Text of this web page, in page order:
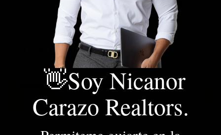
VENTA LOTE DE 928 MTS2 EN ALTOS DE GUAYACANES CA…
ESTADO DEL INMUEBLE: EXCELENTE | ¿LO QUIERES?
Vendemos lote de terreno de 928 mts2 en el exclusivo con…
$1.299.000.000COP
📌 INMUEBLE DISPONIBLE - FRIENDLY AIRBNB 🙋‍♂️
👋Soy Nicanor
Carazo Realtors.